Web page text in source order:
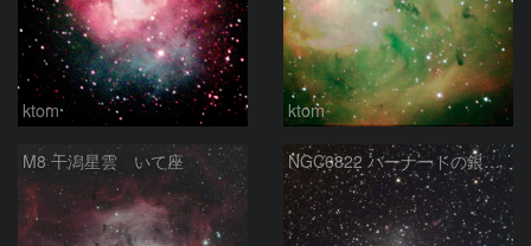
ktom ktom
M8 干潟星雲 いて座 NGC6822 バーナードの銀河 いて座